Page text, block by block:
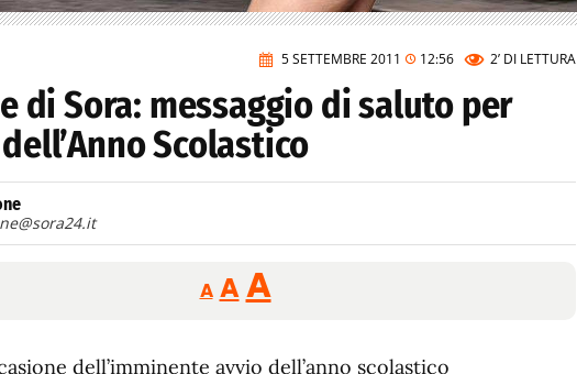
5 SETTEMBRE 2011 12:56 2’ DI LETTURA
di Sora: messaggio di saluto per
Scolastico
A
Reducir
tamaño
A Restablecer
tamaño
de
AAumentar
dell’imminente avvio dell’anno scolastico